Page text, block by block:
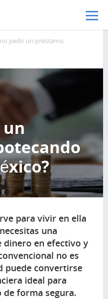
pedir un préstamo
un
para vivir en ella
una
en efectivo y
no es
puede convertirse
ideal para
forma segura.